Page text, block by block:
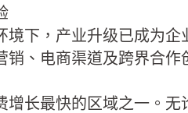
境下，产业升级已成为
销、电商渠道及跨界合作
增长最快的区域之一。